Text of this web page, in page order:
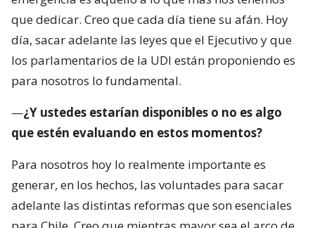
que dedicar. Creo que cada día tiene su afán. Hoy
día, sacar adelante las leyes que el Ejecutivo y que
los parlamentarios de la UDI están proponiendo es
para nosotros lo fundamental.
—¿Y ustedes estarían disponibles o no es algo
que estén evaluando en estos momentos?
Para nosotros hoy lo realmente importante es
generar, en los hechos, las voluntades para sacar
adelante las distintas reformas que son esenciales